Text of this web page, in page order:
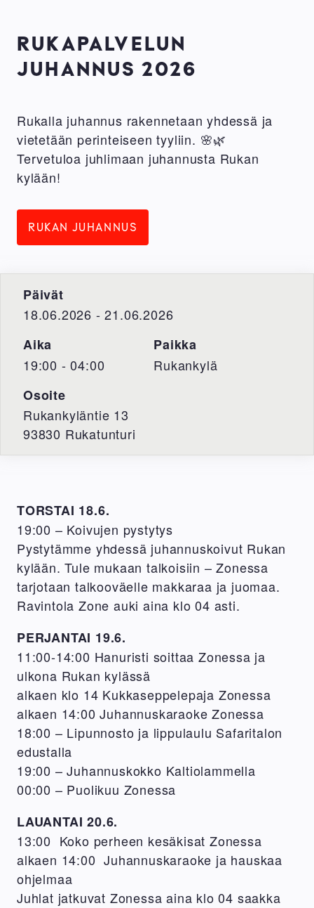
RUKAPALVELUN
JUHANNUS 2026
Rukalla juhannus rakennetaan yhdessä ja
vietetään perinteiseen tyyliin. 🌸🌿
Tervetuloa juhlimaan juhannusta Rukan
kylään!
RUKAN JUHANNUS
Päivät
18.06.2026 - 21.06.2026
Aika
19:00 - 04:00
Paikka
Rukankylä
Osoite
Rukankyläntie 13
93830 Rukatunturi
TORSTAI 18.6.
19:00 – Koivujen pystytys
Pystytämme yhdessä juhannuskoivut Rukan
kylään. Tule mukaan talkoisiin – Zonessa
tarjotaan talkooväelle makkaraa ja juomaa.
Ravintola Zone auki aina klo 04 asti.
PERJANTAI 19.6.
11:00-14:00 Hanuristi soittaa Zonessa ja
ulkona Rukan kylässä
alkaen klo 14 Kukkaseppelepaja Zonessa
alkaen 14:00 Juhannuskaraoke Zonessa
18:00 – Lipunnosto ja lippulaulu Safaritalon
edustalla
19:00 – Juhannuskokko Kaltiolammella
00:00 – Puolikuu Zonessa
LAUANTAI 20.6.
13:00 Koko perheen kesäkisat Zonessa
alkaen 14:00 Juhannuskaraoke ja hauskaa
ohjelmaa
Juhlat jatkuvat Zonessa aina klo 04 saakka